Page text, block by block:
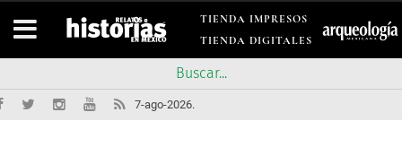
TIENDA IMPRESOS
TIENDA DIGITALES
7-ago-2026.